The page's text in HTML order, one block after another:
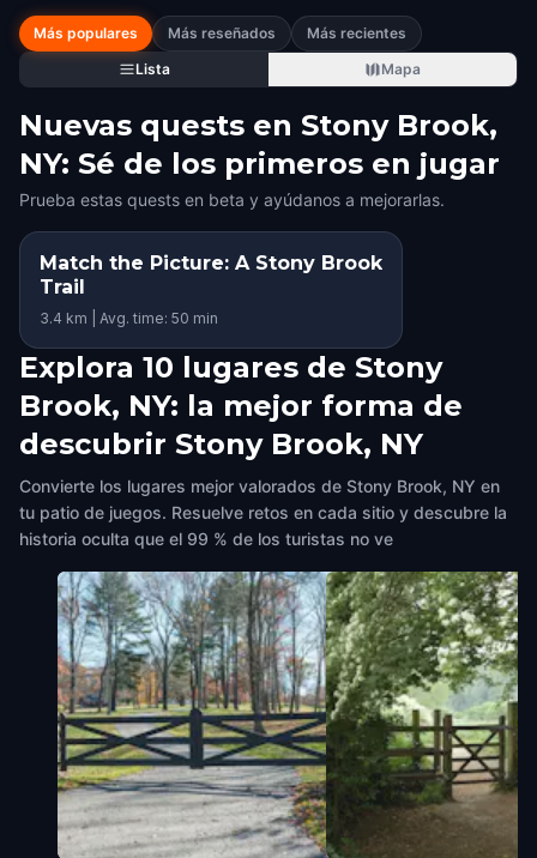
Más populares Más reseñados
Más recientes
Lista
Mapa
Nuevas quests en Stony Brook,
NY: Sé de los primeros en jugar
Prueba estas quests en beta y ayúdanos a mejorarlas.
Match the Picture: A Stony Brook
Trail
3.4 km | Avg. time: 50 min
Explora 10 lugares de Stony
Brook, NY: la mejor forma de
descubrir Stony Brook, NY
Convierte los lugares mejor valorados de Stony Brook, NY en
tu patio de juegos. Resuelve retos en cada sitio y descubre la
historia oculta que el 99 % de los turistas no ve